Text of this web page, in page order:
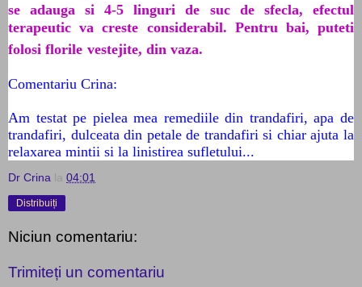
se adauga si 4-5 linguri
de
suc de sfecla, efectul
terapeutic va creste considerabil. Pentru bai, puteti
folosi florile vestejite, din vaza.
Comentariu Crina:
Am testat pe pielea mea remediile din trandafiri, apa de
trandafiri, dulceata din petale de trandafiri si chiar ajuta la
relaxarea mintii si la linistirea sufletului...
Dr Crina la 04:01
Distribuiți
Niciun comentariu:
Trimiteți un comentariu